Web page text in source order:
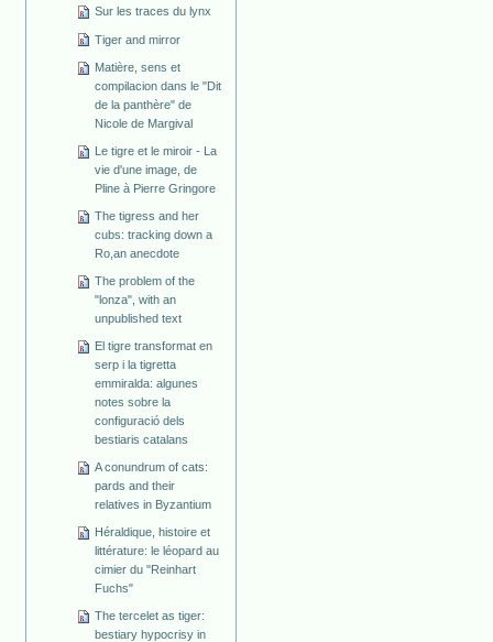
Sur les traces du lynx
Tiger and mirror
Matière, sens et
compilacion dans le "Dit
de la panthère" de
Nicole de Margival
Le tigre et le miroir - La
vie d'une image, de
Pline à Pierre Gringore
The tigress and her
cubs: tracking down a
Ro,an anecdote
The problem of the
"lonza", with an
unpublished text
El tigre transformat en
serp i la tigretta
emmiralda: algunes
notes sobre la
configuració dels
bestiaris catalans
A conundrum of cats:
pards and their
relatives in Byzantium
Héraldique, histoire et
littérature: le léopard au
cimier du "Reinhart
Fuchs"
The tercelet as tiger:
bestiary hypocrisy in